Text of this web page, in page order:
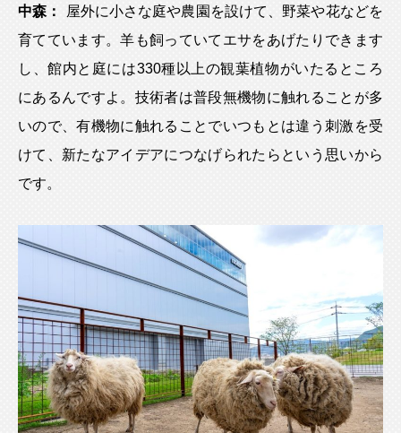
中森：
屋外に小さな庭や農園を設けて、野菜や花などを
育てています。羊も飼っていてエサをあげたりできます
し、館内と庭には330種以上の観葉植物がいたるところ
にあるんですよ。技術者は普段無機物に触れることが多
いので、有機物に触れることでいつもとは違う刺激を受
けて、新たなアイデアにつなげられたらという思いから
です。